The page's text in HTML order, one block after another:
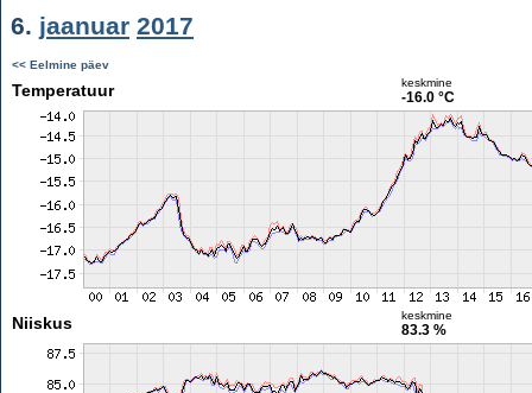
6. jaanuar 2017
<< Eelmine päev
Temperatuur keskmine
-16.0 °C
Niiskus keskmine
83.3 %